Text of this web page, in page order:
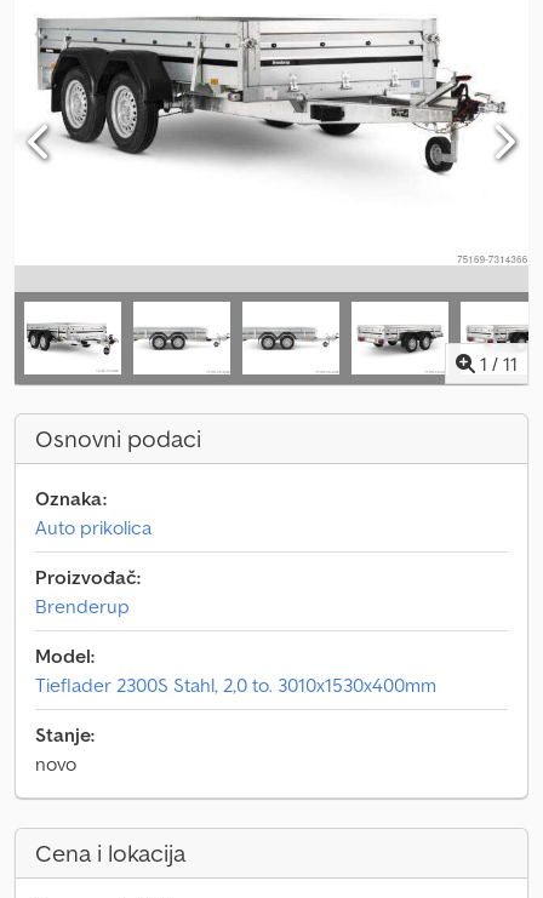
1 / 11
Osnovni podaci
Oznaka:
Auto prikolica
Proizvođač:
Brenderup
Model:
Tieflader 2300S Stahl, 2,0 to. 3010x1530x400mm
Stanje:
novo
Cena i lokacija